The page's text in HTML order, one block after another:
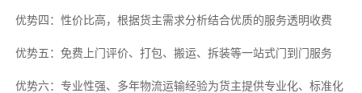
优势四：性价比高，根据货主需求分析结合优质的服务透明收费
优势五：免费上门评价、打包、搬运、拆装等一站式门到门服务
优势六：专业性强、多年物流运输经验为货主提供专业化、标准化